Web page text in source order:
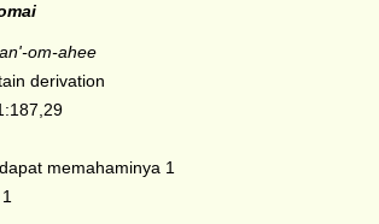
om-ahee
derivation
memahaminya 1